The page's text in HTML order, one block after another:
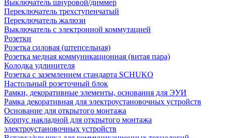
Выключатель шнуровой/диммер
Переключатель трехступенчатый
Переключатель жалюзи
Выключатель с электронной коммутацией
Розетки
Розетка силовая (штепсельная)
Розетка медная коммуникационная (витая пара)
Колодка удлинителя
Розетка с заземлением стандарта SCHUKO
Настольный розеточный блок
Рамки, декоративные элементы, основания для ЭУИ
Рамка декоративная для электроустановочных устройств
Основание для открытого монтажа
Корпус накладной для открытого монтажа
электроустановочных устройств